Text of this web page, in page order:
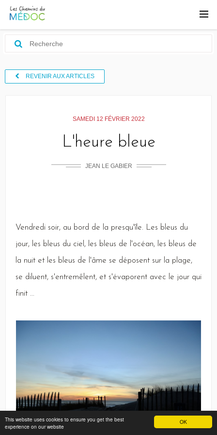
OK
This website uses cookies to ensure you get the best
experience on our website
REVENIR AUX ARTICLES
SAMEDI 12 FÉVRIER 2022
L'heure bleue
JEAN LE GABIER
Vendredi soir, au bord de la presqu'île. Les bleus du
jour, les bleus du ciel, les bleus de l'océan, les bleus de
la nuit et les bleus de l'âme se déposent sur la plage,
se diluent, s'entremêlent, et s'évaporent avec le jour qui
finit ...